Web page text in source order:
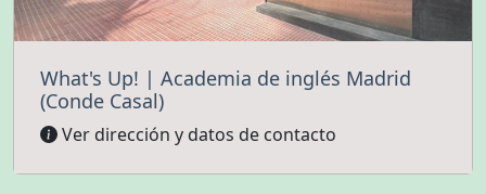
What's Up! | Academia de inglés Madrid
(Conde Casal)
Ver dirección y datos de contacto